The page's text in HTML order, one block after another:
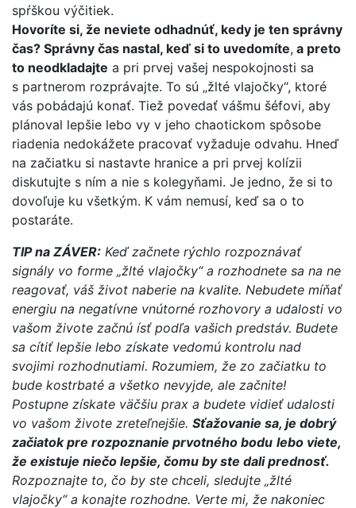
spŕškou výčitiek.
Hovoríte si, že neviete odhadnúť, kedy je ten správny
čas? Správny čas nastal, keď si to uvedomíte, a preto
to neodkladajte a pri prvej vašej nespokojnosti sa
s partnerom rozprávajte. To sú „žlté vlajočky“, ktoré
vás pobádajú konať. Tiež povedať vášmu šéfovi, aby
plánoval lepšie lebo vy v jeho chaotickom spôsobe
riadenia nedokážete pracovať vyžaduje odvahu. Hneď
na začiatku si nastavte hranice a pri prvej kolízii
diskutujte s ním a nie s kolegyňami. Je jedno, že si to
dovoľuje ku všetkým. K vám nemusí, keď sa o to
postaráte.
TIP na ZÁVER: Keď začnete rýchlo rozpoznávať
signály vo forme „žlté vlajočky“ a rozhodnete sa na ne
reagovať, váš život naberie na kvalite. Nebudete míňať
energiu na negatívne vnútorné rozhovory a udalosti vo
vašom živote začnú ísť podľa vašich predstáv. Budete
sa cítiť lepšie lebo získate vedomú kontrolu nad
svojimi rozhodnutiami. Rozumiem, že zo začiatku to
bude kostrbaté a všetko nevyjde, ale začnite!
Postupne získate väčšiu prax a budete vidieť udalosti
vo vašom živote zreteľnejšie. Sťažovanie sa, je dobrý
začiatok pre rozpoznanie prvotného bodu lebo viete,
že existuje niečo lepšie, čomu by ste dali prednosť.
Rozpoznajte to, čo by ste chceli, sledujte „žlté
vlajočky“ a konajte rozhodne. Verte mi, že nakoniec